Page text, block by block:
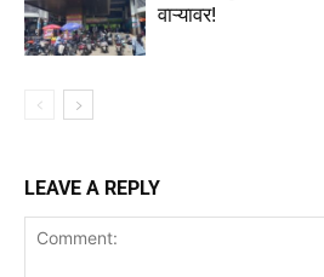
वाऱ्यावर!
LEAVE A REPLY